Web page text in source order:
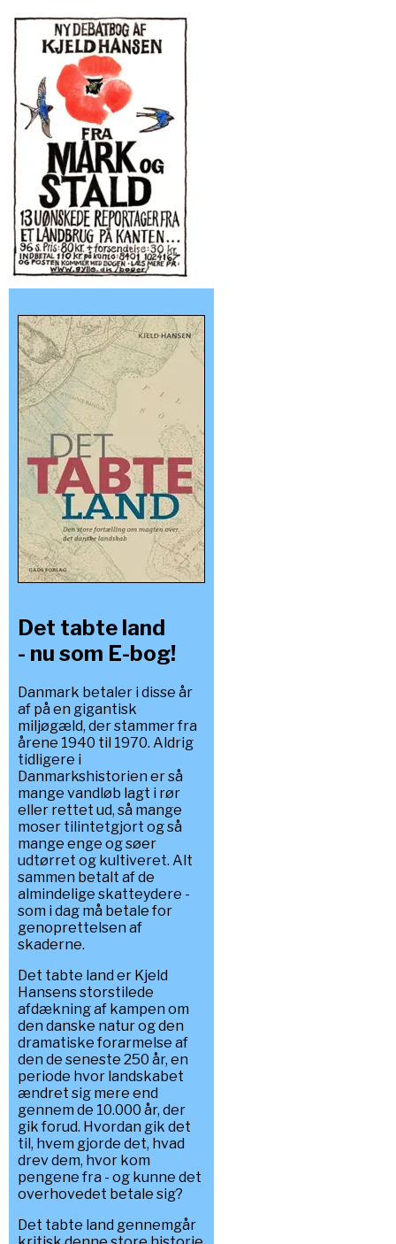
Det tabte land
- nu som E-bog!
Danmark betaler i disse år
af på en gigantisk
miljøgæld, der stammer fra
årene 1940 til 1970. Aldrig
tidligere i
Danmarkshistorien er så
mange vandløb lagt i rør
eller rettet ud, så mange
moser tilintetgjort og så
mange enge og søer
udtørret og kultiveret. Alt
sammen betalt af de
almindelige skatteydere -
som i dag må betale for
genoprettelsen af
skaderne.
Det tabte land er Kjeld
Hansens storstilede
afdækning af kampen om
den danske natur og den
dramatiske forarmelse af
den de seneste 250 år, en
periode hvor landskabet
ændret sig mere end
gennem de 10.000 år, der
gik forud. Hvordan gik det
til, hvem gjorde det, hvad
drev dem, hvor kom
pengene fra - og kunne det
overhovedet betale sig?
Det tabte land gennemgår